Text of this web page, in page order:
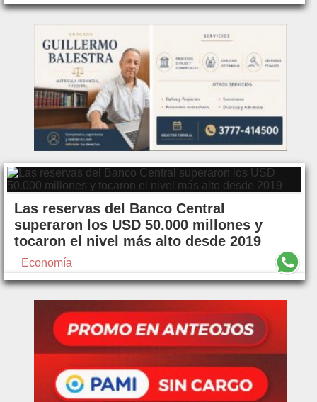
Las reservas del Banco Central
superaron los USD 50.000 millones y
tocaron el nivel más alto desde 2019
Economía